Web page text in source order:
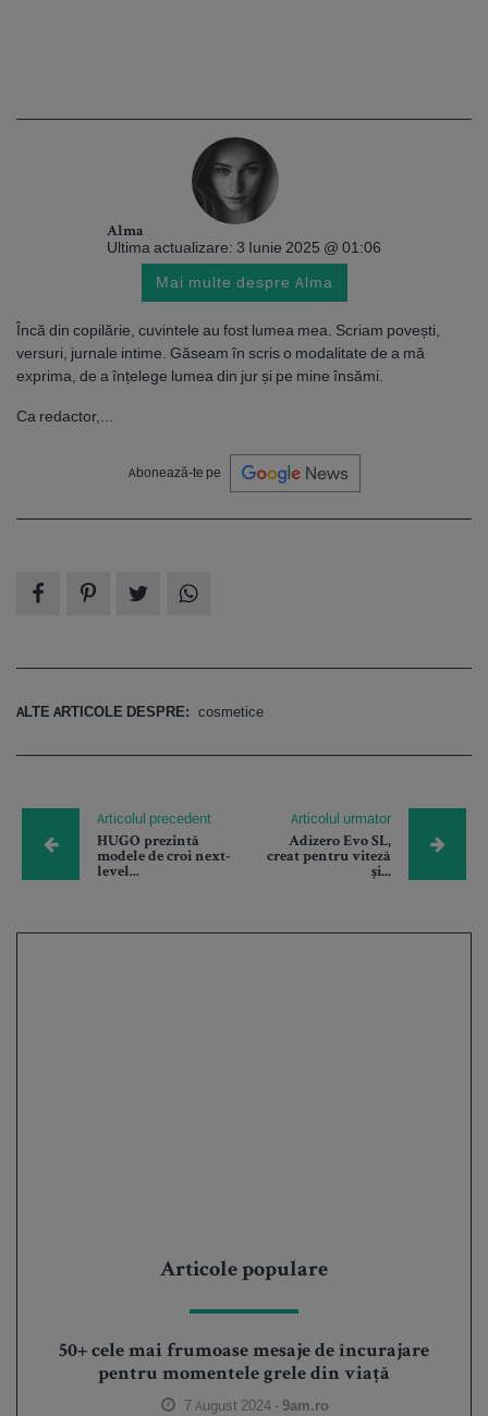
Alma
Ultima actualizare: 3 Iunie 2025 @ 01:06
Mai multe despre Alma
Încă din copilărie, cuvintele au fost lumea mea. Scriam povești,
versuri, jurnale intime. Găseam în scris o modalitate de a mă
exprima, de a înțelege lumea din jur și pe mine însămi.
Ca redactor,...
Abonează-te pe
ALTE ARTICOLE DESPRE: cosmetice
Articolul precedent
HUGO prezintă
modele de croi next-
level...
Articolul urmator
Adizero Evo SL,
creat pentru viteză
și...
Articole populare
50+ cele mai frumoase mesaje de încurajare
pentru momentele grele din viață
7 August 2024 -9am.ro